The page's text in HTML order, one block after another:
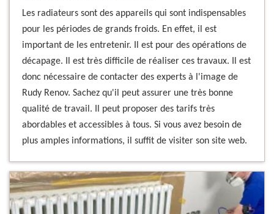
Les radiateurs sont des appareils qui sont indispensables
pour les périodes de grands froids. En effet, il est
important de les entretenir. Il est pour des opérations de
décapage. Il est très difficile de réaliser ces travaux. Il est
donc nécessaire de contacter des experts à l'image de
Rudy Renov. Sachez qu'il peut assurer une très bonne
qualité de travail. Il peut proposer des tarifs très
abordables et accessibles à tous. Si vous avez besoin de
plus amples informations, il suffit de visiter son site web.